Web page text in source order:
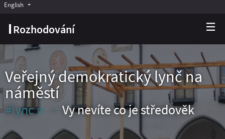
Rozhodování
English Vyberte jazyk
Veřejný demokratický lynč na
náměstí
#lync
Vy nevíte co je středověk